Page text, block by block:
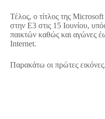
Τέλος, ο τίτλος της
στην Ε3 στις 15 Ιουνίου,
παικτών καθώς και αγώνες
Internet.
Παρακάτω οι πρώτες εικόνες.